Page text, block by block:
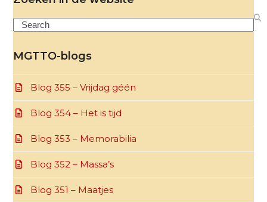
Search
MGTTO-blogs
Blog 355 – Vrijdag géén
Blog 354 – Het is tijd
Blog 353 – Memorabilia
Blog 352 – Massa’s
Blog 351 – Maatjes